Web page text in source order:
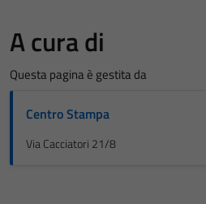
A cura di
Questa pagina è gestita da
Centro Stampa
Via Cacciatori 21/8